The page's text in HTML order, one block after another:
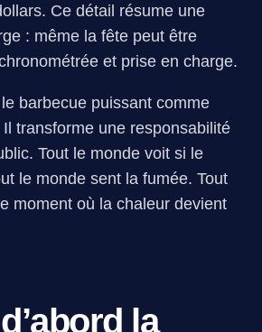
Ce détail résume une
: même la fête peut être
et prise en charge.
barbecue puissant comme
transforme une responsabilité
Tout le monde voit si le
le monde sent la fumée. Tout
moment où la chaleur devient
la